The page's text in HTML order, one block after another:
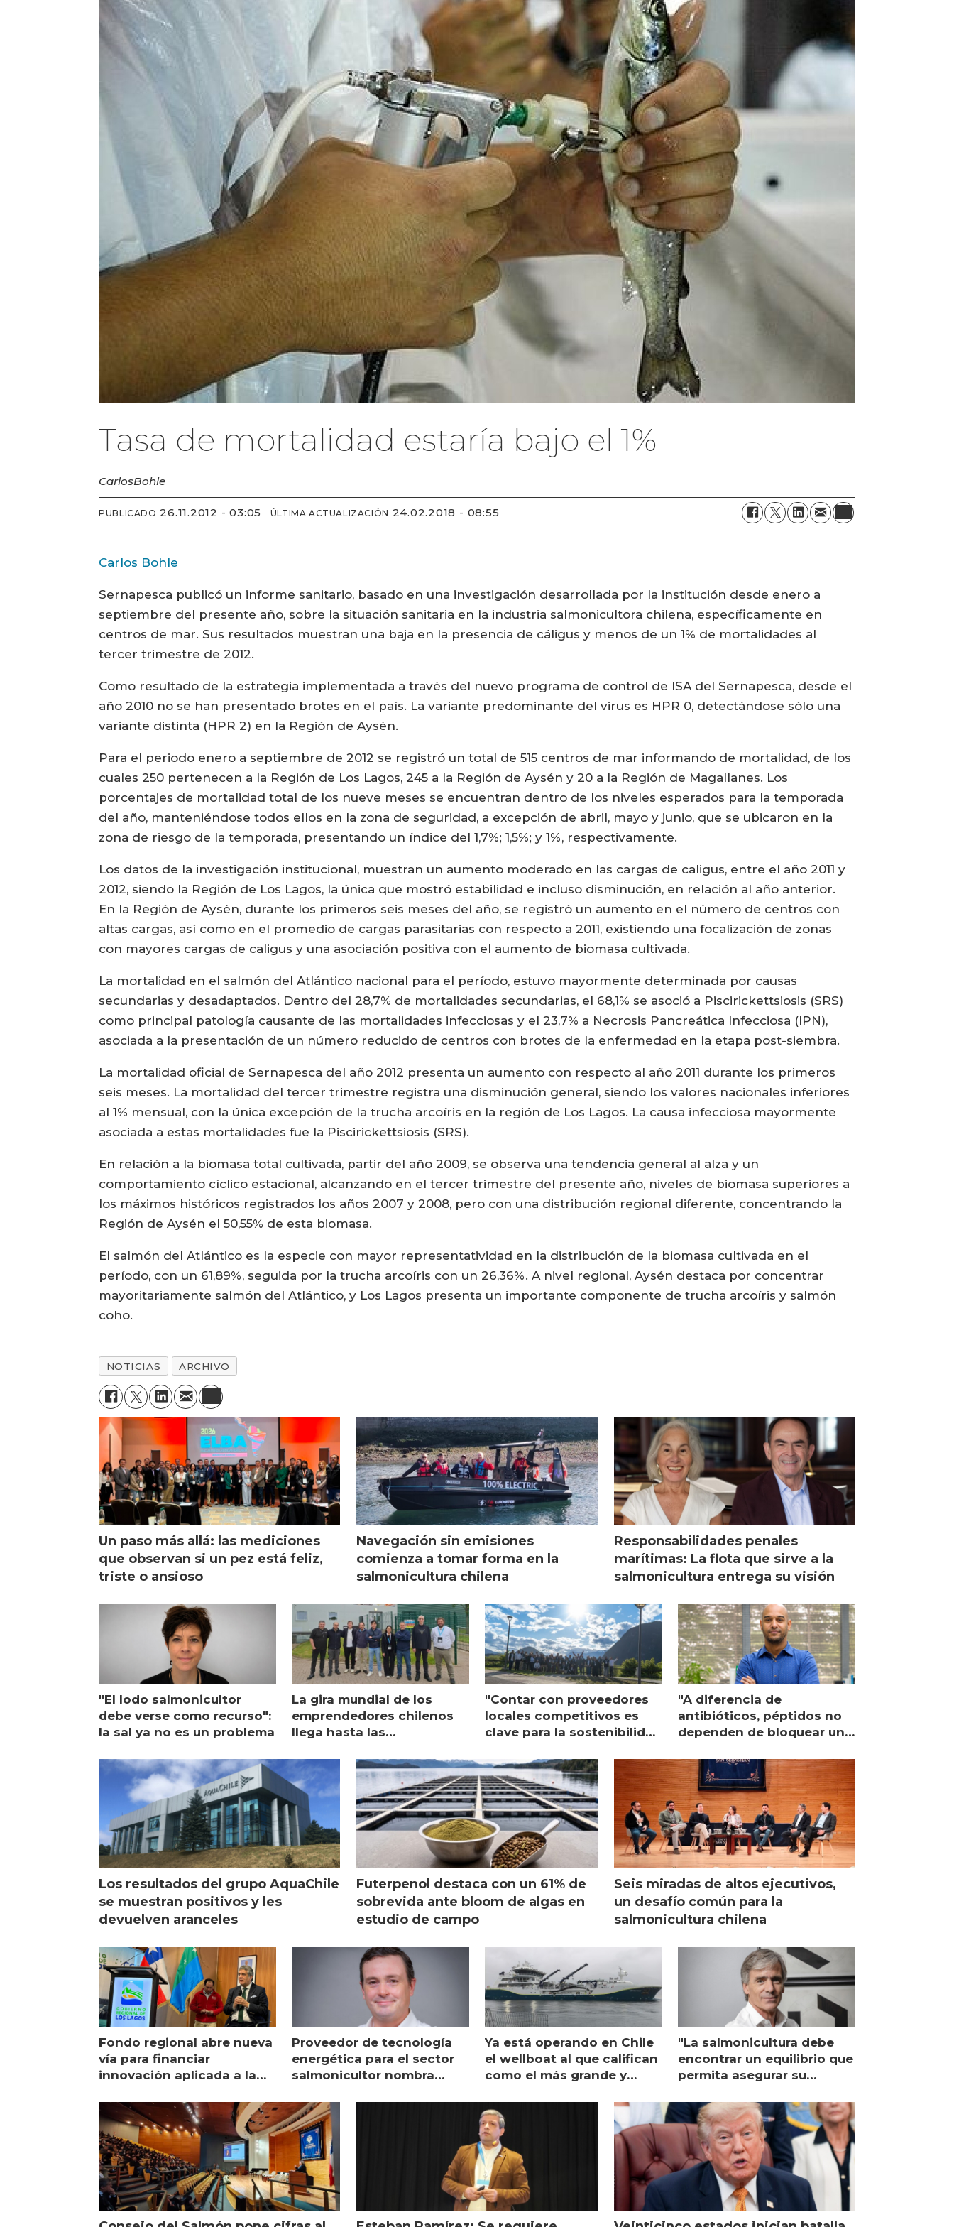
Tasa de mortalidad estaría bajo el 1%
CarlosBohle
PUBLICADO 26.11.2012 - 03:05 ÚLTIMA ACTUALIZACIÓN 24.02.2018 - 08:55
Carlos Bohle
Sernapesca publicó un informe sanitario, basado en una investigación desarrollada por la institución desde enero a
septiembre del presente año, sobre la situación sanitaria en la industria salmonicultora chilena, específicamente en
centros de mar. Sus resultados muestran una baja en la presencia de cáligus y menos de un 1% de mortalidades al
tercer trimestre de 2012.
Como resultado de la estrategia implementada a través del nuevo programa de control de ISA del Sernapesca, desde el
año 2010 no se han presentado brotes en el país. La variante predominante del virus es HPR 0, detectándose sólo una
variante distinta (HPR 2) en la Región de Aysén.
Para el periodo enero a septiembre de 2012 se registró un total de 515 centros de mar informando de mortalidad, de los
cuales 250 pertenecen a la Región de Los Lagos, 245 a la Región de Aysén y 20 a la Región de Magallanes. Los
porcentajes de mortalidad total de los nueve meses se encuentran dentro de los niveles esperados para la temporada
del año, manteniéndose todos ellos en la zona de seguridad, a excepción de abril, mayo y junio, que se ubicaron en la
zona de riesgo de la temporada, presentando un índice del 1,7%; 1,5%; y 1%, respectivamente.
Los datos de la investigación institucional, muestran un aumento moderado en las cargas de caligus, entre el año 2011 y
2012, siendo la Región de Los Lagos, la única que mostró estabilidad e incluso disminución, en relación al año anterior.
En la Región de Aysén, durante los primeros seis meses del año, se registró un aumento en el número de centros con
altas cargas, así como en el promedio de cargas parasitarias con respecto a 2011, existiendo una focalización de zonas
con mayores cargas de caligus y una asociación positiva con el aumento de biomasa cultivada.
La mortalidad en el salmón del Atlántico nacional para el período, estuvo mayormente determinada por causas
secundarias y desadaptados. Dentro del 28,7% de mortalidades secundarias, el 68,1% se asoció a Piscirickettsiosis (SRS)
como principal patología causante de las mortalidades infecciosas y el 23,7% a Necrosis Pancreática Infecciosa (IPN),
asociada a la presentación de un número reducido de centros con brotes de la enfermedad en la etapa post-siembra.
La mortalidad oficial de Sernapesca del año 2012 presenta un aumento con respecto al año 2011 durante los primeros
seis meses. La mortalidad del tercer trimestre registra una disminución general, siendo los valores nacionales inferiores
al 1% mensual, con la única excepción de la trucha arcoíris en la región de Los Lagos. La causa infecciosa mayormente
asociada a estas mortalidades fue la Piscirickettsiosis (SRS).
En relación a la biomasa total cultivada, partir del año 2009, se observa una tendencia general al alza y un
comportamiento cíclico estacional, alcanzando en el tercer trimestre del presente año, niveles de biomasa superiores a
los máximos históricos registrados los años 2007 y 2008, pero con una distribución regional diferente, concentrando la
Región de Aysén el 50,55% de esta biomasa.
El salmón del Atlántico es la especie con mayor representatividad en la distribución de la biomasa cultivada en el
período, con un 61,89%, seguida por la trucha arcoíris con un 26,36%. A nivel regional, Aysén destaca por concentrar
mayoritariamente salmón del Atlántico, y Los Lagos presenta un importante componente de trucha arcoíris y salmón
coho.
NOTICIAS ARCHIVO
Un paso más allá: las mediciones
que observan si un pez está feliz,
triste o ansioso
Navegación sin emisiones
comienza a tomar forma en la
salmonicultura chilena
Responsabilidades penales
marítimas: La flota que sirve a la
salmonicultura entrega su visión
"El lodo salmonicultor
debe verse como recurso":
la sal ya no es un problema
La gira mundial de los
emprendedores chilenos
llega hasta las
Escocia
"Contar con proveedores
locales competitivos es
clave para la sostenibilidad
"A diferencia de
antibióticos, péptidos no
dependen de bloquear una
Los resultados del grupo AquaChile
se muestran positivos y les
devuelven aranceles
Futerpenol destaca con un 61% de
sobrevida ante bloom de algas en
estudio de campo
Seis miradas de altos ejecutivos,
un desafío común para la
salmonicultura chilena
Fondo regional abre nueva
vía para financiar
innovación aplicada a la
Proveedor de tecnología
energética para el sector
salmonicultor nombra
Ya está operando en Chile
el wellboat al que califican
como el más grande y
"La salmonicultura debe
encontrar un equilibrio que
permita asegurar su